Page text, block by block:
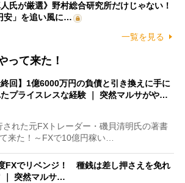
人氏が厳選》野村総合研究所だけじゃない！
安」を追い風に…
一覧を見る
って来た！
終回】1億6000万円の負債と引き換えに手に
プライスレスな経験 ｜ 突然マルサがや…
れた元FXトレーダー・磯貝清明氏の著書
て来た！～FXで10億円稼い…
FXでリベンジ！ 種銭は差し押さえを免れ
｜ 突然マルサ…